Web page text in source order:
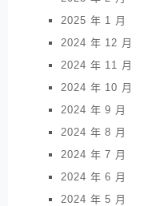
2025 年 1 月
2024 年 12 月
2024 年 11 月
2024 年 10 月
2024 年 9 月
2024 年 8 月
2024 年 7 月
2024 年 6 月
2024 年 5 月